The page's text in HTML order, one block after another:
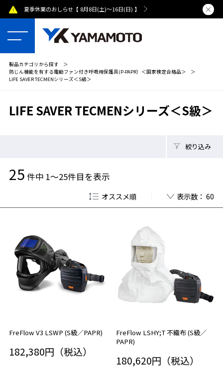
夏季休業のおしらせ【 8月8日(土)～16日(日) 】 熊本県で
製品カテゴリから探す
＞
防じん機能を有する電動ファン付き呼吸用保護具(P-PAPR）＜国家検定合格品＞
＞
LIFE SAVER TECMENシリーズ＜S級＞
LIFE SAVER TECMENシリーズ＜S級＞
絞り込み
25 件中 1～25件目を表示
オススメ順 表示数： 60
FreFlow V3 LSWP (S級／PAPR)
182,380円（税込）
FreFlow LSHY;T 不織布 (S級／
PAPR)
180,620円（税込）